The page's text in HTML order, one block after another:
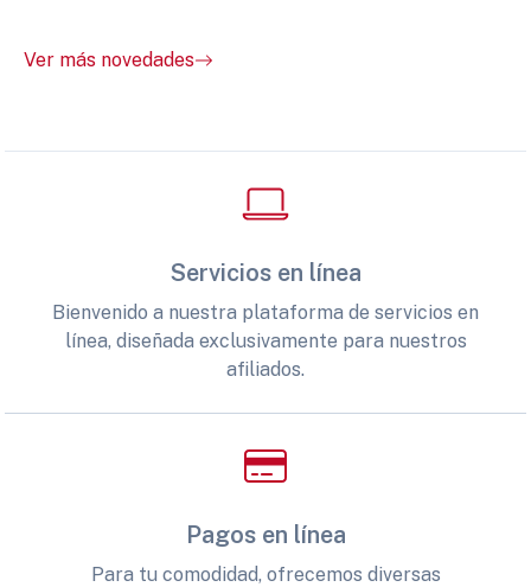
Ver más novedades
Servicios en línea
Bienvenido a nuestra plataforma de servicios en
línea, diseñada exclusivamente para nuestros
afiliados.
Pagos en línea
Para tu comodidad, ofrecemos diversas